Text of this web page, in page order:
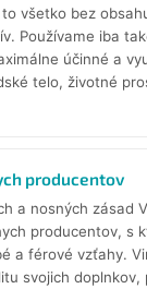
všetko bez
Používame iba
účinné a
telo, životné
producentov
a nosných zásad
producentov, s
a férové vzťahy.
svojich doplnkov,